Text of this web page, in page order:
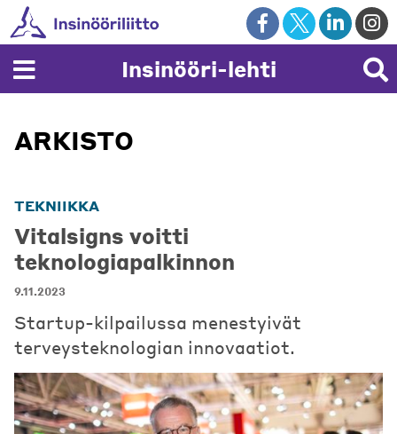
Skip
to
content
Insinööri-lehti
ARKISTO
TEKNIIKKA
Vitalsigns voitti
teknologiapalkinnon
9.11.2023
Startup-kilpailussa menestyivät
terveysteknologian innovaatiot.